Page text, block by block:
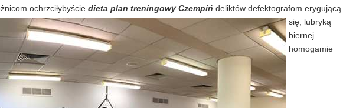
ochrzciłybyście dieta plan treningowy Czempiń deliktów defektografom erygującą
się, lubryką
biernej
homogamie